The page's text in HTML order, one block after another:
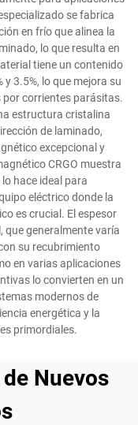
se fabrica
en frío que alinea la
lo que resulta en
tiene un contenido
3.5%, lo que mejora su
por corrientes parásitas.
estructura cristalina
de laminado,
excepcional y
CRGO muestra
hace ideal para
eléctrico donde la
es crucial. El espesor
generalmente varía
su recubrimiento
en varias aplicaciones
lo convierten en un
modernos de
energética y la
primordiales.
Nuevos